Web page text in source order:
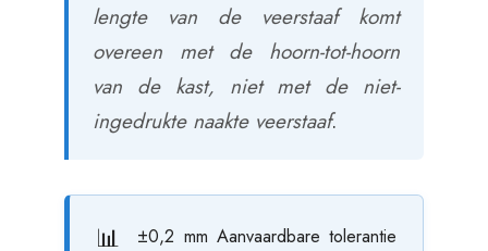
lengte van de veerstaaf komt
overeen met de hoorn-tot-hoorn
van de kast, niet met de niet-
ingedrukte naakte veerstaaf.
±0,2 mm Aanvaardbare tolerantie